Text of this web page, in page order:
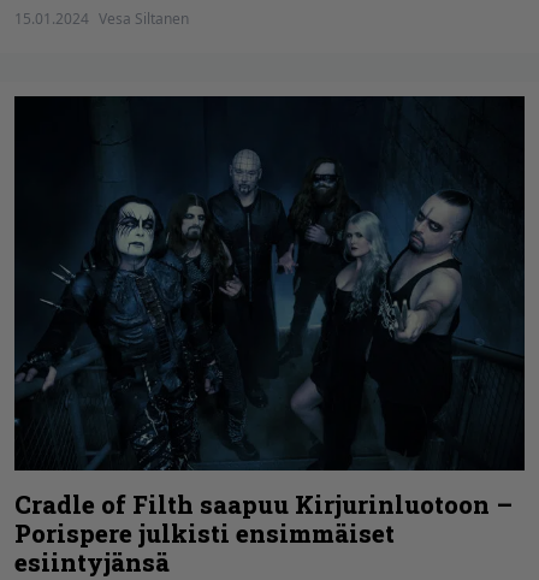
15.01.2024 Vesa Siltanen
Cradle of Filth saapuu Kirjurinluotoon –
Porispere julkisti ensimmäiset
esiintyjänsä